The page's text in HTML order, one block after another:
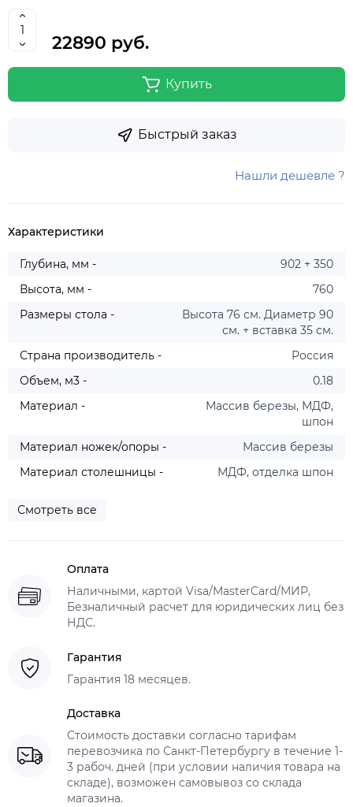
22890 руб.
Купить
Быстрый заказ
Нашли дешевле ?
Характеристики
Глубина, мм -
902 + 350
Высота, мм -
760
Размеры стола -
Высота 76 см. Диаметр 90
см. + вставка 35 см.
Страна производитель -
Россия
Объем, м3 -
0.18
Материал -
Массив березы, МДФ,
шпон
Материал ножек/опоры -
Массив березы
Материал столешницы -
МДФ, отделка шпон
Смотреть все
Оплата
Наличными, картой Visa/MasterCard/МИР,
Безналичный расчет для юридических лиц без
НДС.
Гарантия
Гарантия 18 месяцев.
Доставка
Стоимость доставки согласно тарифам
перевозчика по Санкт-Петербургу в течение 1-
3 рабоч. дней (при условии наличия товара на
складе), возможен самовывоз со склада
магазина.